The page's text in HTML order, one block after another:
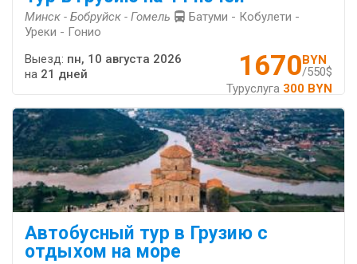
Минск - Бобруйск - Гомель
Батуми - Кобулети -
Уреки - Гонио
1670BYN
/550$
Туруслуга 300 BYN
Выезд: пн, 10 августа 2026
на 21 дней
Автобусный тур в Грузию с
отдыхом на море